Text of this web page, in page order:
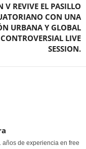
V REVIVE EL PASILLO
CON UNA
URBANA Y GLOBAL
LIVE
SESSION.
de experiencia en free